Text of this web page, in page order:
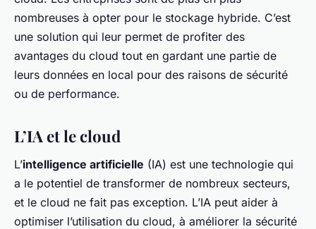
nombreuses à opter pour le stockage hybride. C’est
une solution qui leur permet de profiter des
avantages du cloud tout en gardant une partie de
leurs données en local pour des raisons de sécurité
ou de performance.
L’IA et le cloud
L’intelligence artificielle (IA) est une technologie qui
a le potentiel de transformer de nombreux secteurs,
et le cloud ne fait pas exception. L’IA peut aider à
optimiser l’utilisation du cloud, à améliorer la sécurité